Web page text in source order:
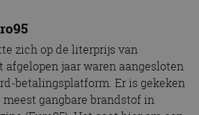
zich op de literprijs van
jaar waren aangesloten
betalingsplatform. Er is gekeken
gangbare brandstof in